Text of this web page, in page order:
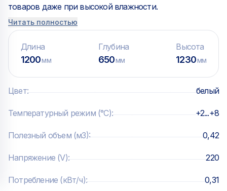
товаров даже при высокой влажности.
Читать полностью
Длина
1200мм
Глубина
650мм
Высота
1230мм
Цвет: белый
Температурный режим (°C): +2...+8
Полезный объем (м3): 0,42
Напряжение (V): 220
Потребление (кВт/ч): 0,31